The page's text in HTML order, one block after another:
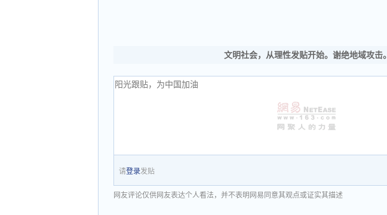
文明社会，从理性发贴开始。谢绝地域攻击。
请登录发贴
网友评论仅供网友表达个人看法，并不表明网易同意其观点或证实其描述